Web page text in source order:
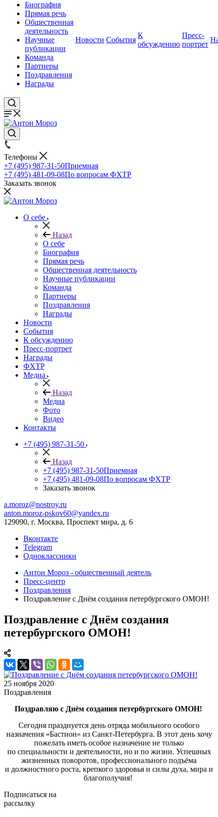
Биография
Прямая речь
Общественная
деятельность
Научные
публикации
Команда
Партнеры
Поздравления
Награды
Новости События
К
обсуждению
Пресс-
портрет
Телефоны
+7 (495) 987-31-50Приемная
+7 (495) 481-09-08По вопросам ФХТР
Заказать звонок
О себе
Назад
О себе
Биография
Прямая речь
Общественная деятельность
Научные публикации
Команда
Партнеры
Поздравления
Награды
Новости
События
К обсуждению
Пресс-портрет
Награды
ФХТР
Медиа
Назад
Медиа
Фото
Видео
Контакты
+7 (495) 987-31-50
Назад
+7 (495) 987-31-50Приемная
+7 (495) 481-09-08По вопросам ФХТР
Заказать звонок
a.moroz@nostroy.ru
anton.moroz-pskov60@yandex.ru
129090, г. Москва, Проспект мира, д. 6
Вконтакте
Telegram
Одноклассники
Антон Мороз - общественный деятель
Пресс-центр
Поздравления
Поздравление с Днём создания петербургского ОМОН!
Поздравление с Днём создания
петербургского ОМОН!
25 ноября 2020
Поздравления
Поздравляю с Днём создания петербургского ОМОН!
Сегодня празднуется день отряда мобильного особого
назначения «Бастион» из Санкт-Петербурга. В этот день хочу
пожелать иметь особое назначение не только
по специальности и деятельности, но и по жизни. Успешных
жизненных поворотов, профессионального подъёма
и должностного роста, крепкого здоровья и силы духа, мира и
благополучия!
Подписаться на
рассылку